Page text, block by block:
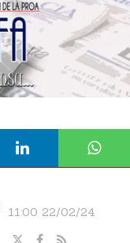
11:00 22/02/24